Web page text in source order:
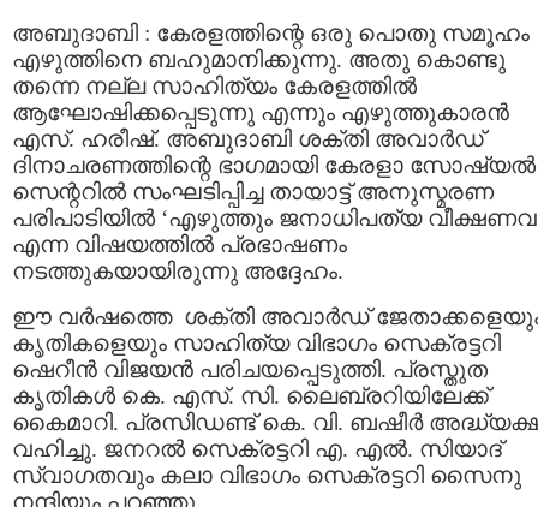
അബുദാബി : കേരളത്തിന്റെ ഒരു പൊതു സമൂഹം
എഴുത്തിനെ ബഹുമാനിക്കുന്നു. അതു കൊണ്ടു
തന്നെ നല്ല സാഹിത്യം കേരളത്തിൽ
ആഘോഷിക്കപ്പെടുന്നു എന്നും എഴുത്തുകാരൻ
എസ്. ഹരീഷ്. അബുദാബി ശക്തി അവാർഡ്
ദിനാചരണത്തിന്റെ ഭാഗമായി കേരളാ സോഷ്യൽ
സെന്ററിൽ സംഘടിപ്പിച്ച തായാട്ട് അനുസ്മരണ
പരിപാടിയിൽ ‘എഴുത്തും ജനാധിപത്യ
എന്ന വിഷയത്തിൽ പ്രഭാഷണം
നടത്തുകയായിരുന്നു അദ്ദേഹം.
ഈ വർഷത്തെ ശക്തി അവാർഡ്
കൃതികളെയും സാഹിത്യ വിഭാഗം സെക്രട്ടറി
ഷെറീൻ വിജയൻ പരിചയപ്പെടുത്തി. പ്രസ്തുത
കൃതികൾ കെ. എസ്. സി. ലൈബ്രറിയിലേക്ക്
കൈമാറി. പ്രസിഡണ്ട് കെ. വി. ബഷീർ
വഹിച്ചു. ജനറൽ സെക്രട്ടറി എ. എൽ. സിയാദ്
സ്വാഗതവും കലാ വിഭാഗം സെക്രട്ടറി സൈനു
നന്ദിയും പറഞ്ഞു